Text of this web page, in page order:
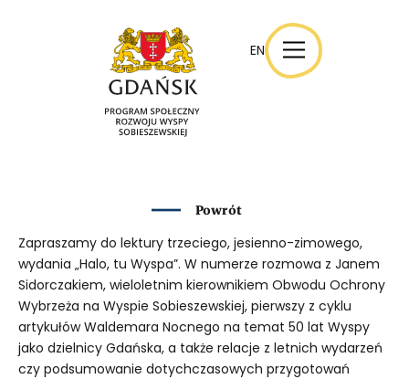
EN
Powrót
Zapraszamy do lektury trzeciego, jesienno-zimowego,
wydania „Halo, tu Wyspa”. W numerze rozmowa z Janem
Sidorczakiem, wieloletnim kierownikiem Obwodu Ochrony
Wybrzeża na Wyspie Sobieszewskiej, pierwszy z cyklu
artykułów Waldemara Nocnego na temat 50 lat Wyspy
jako dzielnicy Gdańska, a także relacje z letnich wydarzeń
czy podsumowanie dotychczasowych przygotowań